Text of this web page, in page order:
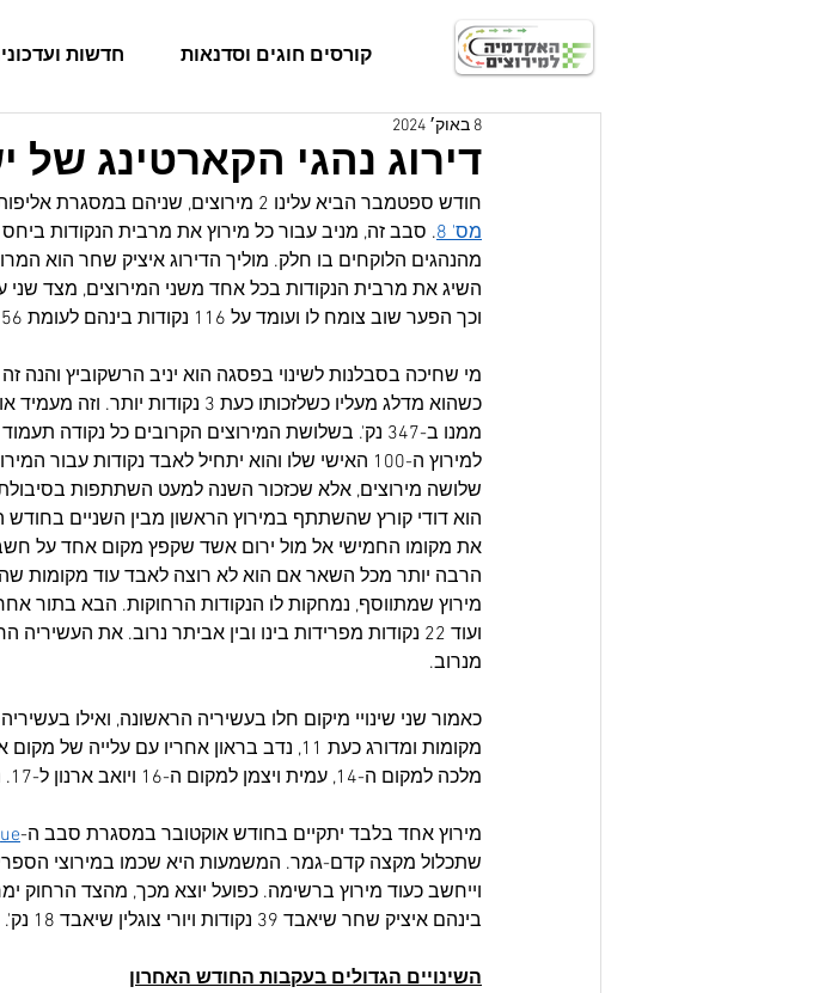
קורסים חוגים וסדנאות חדשות
דירוג נהגי הקארטינג של
8 באוק׳ 2024
חודש ספטמבר הביא עלינו 2 מירוצים, שניהם במסגרת אליפות הארץ ROK קאפ 4 פעימות –
מס' 8 . סבב זה, מניב עבור כל מירוץ את מרבית הנקודות
מהנהגים הלוקחים בו חלק. מוליך הדירוג איציק שחר הוא
השיג את מרבית הנקודות בכל אחד משני המירוצים, מצד
וכך הפער שוב צומח לו ועומד על 116 נקודות בינהם לעומת 56 בעדכון הקודם.
מי שחיכה בסבלנות לשינוי בפסגה הוא יניב הרשקוביץ והנה
כשהוא מדלג מעליו כשלזכותו כעת 3
ממנו ב-347 נק'. בשלושת המירוצים הקרובים כל נקודה
למירוץ ה-100 האישי שלו והוא יתחיל לאבד נקודות
שלושה מירוצים, אלא שכזכור השנה למעט השתתפות
את מקומו החמישי אל מול ירום אשד שקפץ מקום אחד על
מנרוב.
מלכה למקום ה-14, עמית ויצמן למקום ה-16 ויואב ארנון ל-17. הפער אגב בין שורץ (11) לאפרים (10) הוא 42 נק'.
מירוץ אחד בלבד יתקיים בחודש אוקטובר במסגרת סבב ה-
שתכלול מקצה קדם-גמר. המשמעות היא שכמו במירוצי
וייחשב כעוד מירוץ ברשימה. כפועל יוצא מכך, מהצד הרחוק
בינהם איציק שחר שיאבד 39 נקודות ויורי צוגלין שיאבד 18 נק'. האם הם יצליחו להרוויח יותר מכך?
השינויים הגדולים בעקבות החודש האחרון